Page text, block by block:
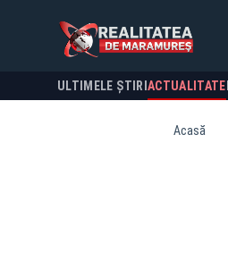
ULTIMELE ȘTIRI ACTUALITATE
Acasă